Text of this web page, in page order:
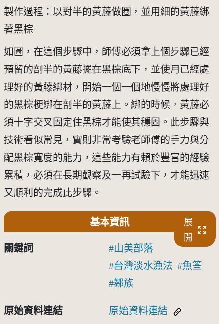
製作過程：以對半的黃藤做圈，並用細的黃藤綁
著黑棕
如圖，在這個步驟中，師傅必須拿上個步驟已經
預留的剖半的黃藤擺在黑棕底下，並使用已經處
理好的黃藤綁材，開始一個一個地慢慢將處理好
的黑棕梗綁在剖半的黃藤上。綁的時候，黃藤必
須十字交叉固定住黑棕才能使其穩固。此步驟與
技術看似常見，實則非常考驗老師傅的手力與分
配黑棕寬度的能力，這些能力有賴於豐富的經驗
累積，必須在長期觀察及一再試驗下，才能迅速
又順利的完成此步驟。
基本資訊
展
開
關鍵詞
山美部落
台灣淡水漁法
魚筌
鄒族
原始資料連結 原始資料連結